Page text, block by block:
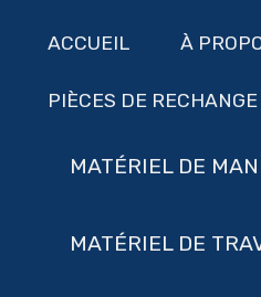
ACCUEIL À
PIÈCES DE RECHANGE
MATÉRIEL DE
MATÉRIEL DE